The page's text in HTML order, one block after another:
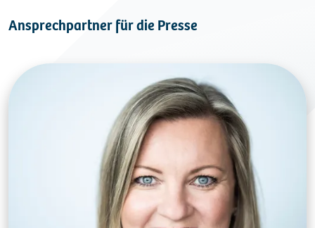
Ansprechpartner für die Presse